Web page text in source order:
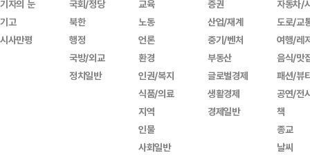
기자의 눈
기고
시사만평
국회/정당
북한
행정
국방/외교
정치일반
교육
노동
언론
환경
인권/복지
식품/의료
지역
인물
사회일반
증권
산업/재계
중기/벤처
부동산
글로벌경제
생활경제
경제일반
자동차/
도로/교
여행/레
음식/맛
패션/뷰
공연/전
책
종교
날씨